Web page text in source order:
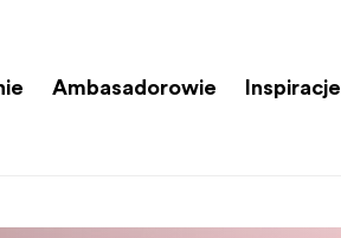
Ambasadorowie Inspiracje